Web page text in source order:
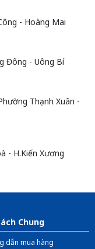
- Hoàng Mai
Đông - Uông Bí
Thạnh Xuân -
- H.Kiến Xương
- Phước Tân -
Chung
dẫn mua hàng